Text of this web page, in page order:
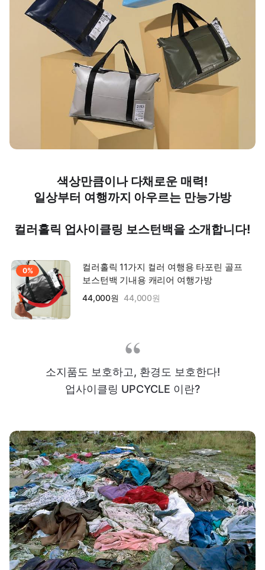
색상만큼이나 다채로운 매력!
일상부터 여행까지 아우르는 만능가방
컬러홀릭 업사이클링 보스턴백을 소개합니다!
0%
컬러홀릭 11가지 컬러 여행용 타포린 골프
보스턴백 기내용 캐리어 여행가방
44,000원 44,000원
소지품도 보호하고, 환경도 보호한다!
업사이클링 UPCYCLE 이란?